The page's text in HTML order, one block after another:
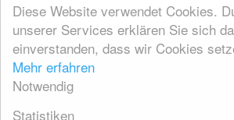
Diese Website verwendet Cookies.
unserer Services erklären Sie sich
einverstanden, dass wir Cookies
Mehr erfahren
Notwendig
Statistiken
AGBs
Kontakt